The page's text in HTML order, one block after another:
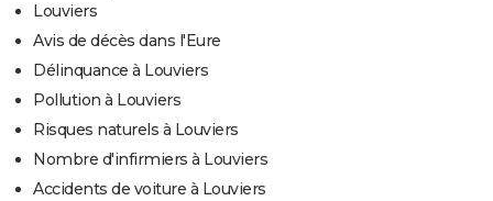
Louviers
Avis de décès dans l'Eure
Délinquance à Louviers
Pollution à Louviers
Risques naturels à Louviers
Nombre d'infirmiers à Louviers
Accidents de voiture à Louviers